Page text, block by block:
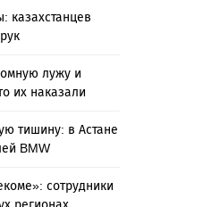
казахстанцев
лужу и
их наказали
тишину: в Астане
BMW
сотрудники